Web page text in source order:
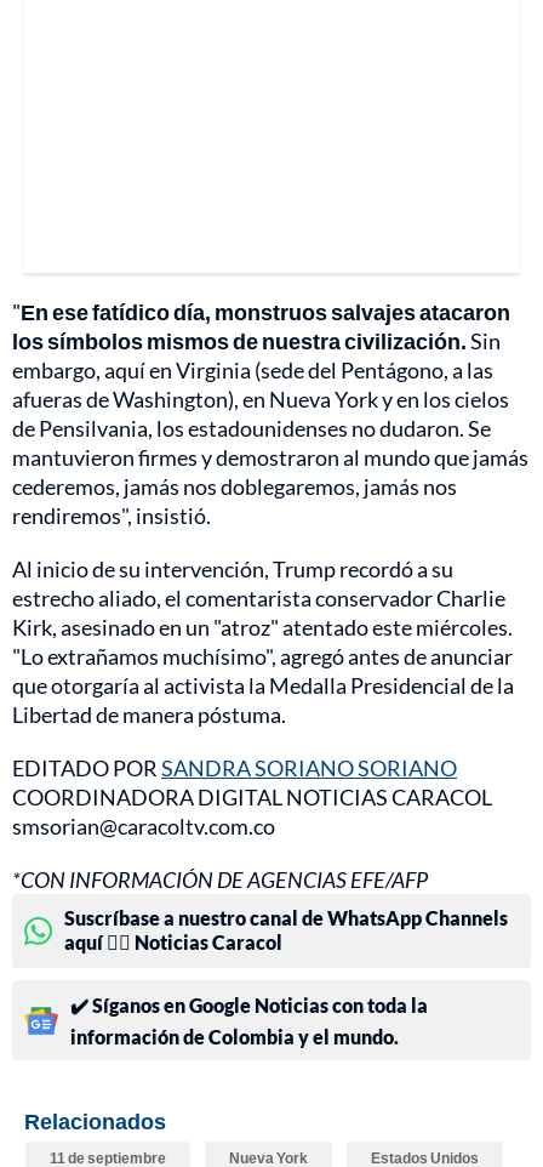
"En ese fatídico día, monstruos salvajes atacaron
los símbolos mismos de nuestra civilización.Sin
embargo, aquí en Virginia (sede del Pentágono, a las
afueras de Washington), en Nueva York y en los cielos
de Pensilvania, los estadounidenses no dudaron. Se
mantuvieron firmes y demostraron al mundo que jamás
cederemos, jamás nos doblegaremos, jamás nos
rendiremos", insistió.
Al inicio de su intervención, Trump recordó a su
estrecho aliado, el comentarista conservador Charlie
Kirk, asesinado en un "atroz" atentado este miércoles.
"Lo extrañamos muchísimo", agregó antes de anunciar
que otorgaría al activista la Medalla Presidencial de la
Libertad de manera póstuma.
EDITADO PORSANDRA SORIANO SORIANO
COORDINADORA DIGITAL NOTICIAS CARACOL
smsorian@caracoltv.com.co
*CON INFORMACIÓN DE AGENCIAS EFE/AFP
Suscríbase a nuestro canal de WhatsApp Channels
aquí 👉🏻 Noticias Caracol
✔️ Síganos en Google Noticias con toda la
información de Colombia y el mundo.
Relacionados
11 de septiembre Nueva York Estados Unidos